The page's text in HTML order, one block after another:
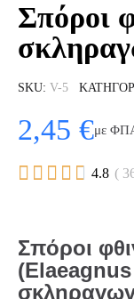
Σπόροι
SKU V-5
2,45 €με
     4.8 (
Σπόροι